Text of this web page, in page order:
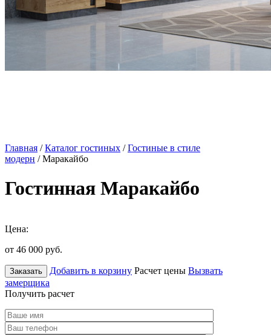
Главная /Каталог гостиных /Гостиные в стиле
модерн / Маракайбо
Гостинная Маракайбо
Цена:
от 46 000 руб.
Заказать Добавить в корзину Расчет цены Вызвать
замерщика
Получить расчет